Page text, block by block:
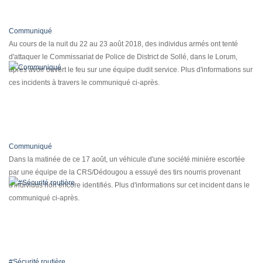
Communiqué
Au cours de la nuit du 22 au 23 août 2018, des individus armés ont tenté
d'attaquer le Commissariat de Police de District de Sollé, dans le Lorum,
après avoir ouvert le feu sur une équipe dudit service. Plus d'informations sur
ces incidents à travers le communiqué ci-après.
Communiqué
Dans la matinée de ce 17 août, un véhicule d'une société minière escortée
par une équipe de la CRS/Dédougou a essuyé des tirs nourris provenant
d'individus non encore identifiés. Plus d'informations sur cet incident dans le
communiqué ci-après.